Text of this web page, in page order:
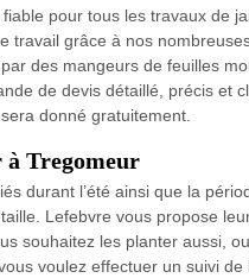
pour tous les travaux de
travail grâce à nos
des mangeurs de feuilles
de devis détaillé, précis et
donné gratuitement.
Tregomeur
durant l’été ainsi que la
Lefebvre vous propose
souhaitez les planter aussi,
voulez effectuer un suivi